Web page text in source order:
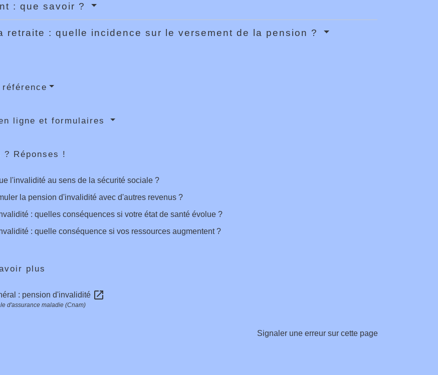
: que savoir ?
retraite : quelle incidence sur le versement de la pension ?
ligne et formulaires
? Réponses !
l'invalidité au sens de la sécurité sociale ?
la pension d'invalidité avec d'autres revenus ?
: quelles conséquences si votre état de santé évolue ?
: quelle conséquence si vos ressources augmentent ?
plus
: pension d'invalidité open_in_new
d'assurance maladie (Cnam)
Signaler une erreur sur cette page